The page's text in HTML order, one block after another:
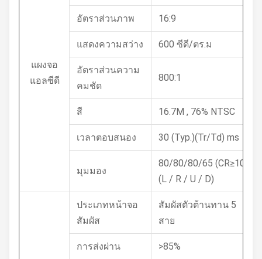
แผงจอ
แอลซีดี
อัตราส่วนภาพ 16:9
แสดงความสว่าง 600 ซีดี/ตร.ม
อัตราส่วนความ
คมชัด
800:1
สี 16.7M , 76% NTSC
เวลาตอบสนอง 30 (Typ.)(Tr/Td) ms
มุมมอง
80/80/80/65 (CR≥10)
(L / R / U / D)
ประเภทหน้าจอ
สัมผัส
สัมผัสตัวต้านทาน 5
สาย
การส่งผ่าน >85%